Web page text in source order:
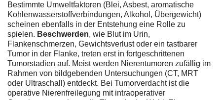
Bestimmte Umweltfaktoren (Blei, Asbest, aromatische
Kohlenwasserstoffverbindungen, Alkohol, Übergewicht)
scheinen ebenfalls in der Entstehung eine Rolle zu
spielen. Beschwerden, wie Blut im Urin,
Flankenschmerzen, Gewichtsverlust oder ein tastbarer
Tumor in der Flanke, treten erst in fortgeschrittenen
Tumorstadien auf. Meist werden Nierentumoren zufällig im
Rahmen von bildgebenden Untersuchungen (CT, MRT
oder Ultraschall) entdeckt. Bei Tumorverdacht ist die
operative Nierenfreilegung mit intraoperativer